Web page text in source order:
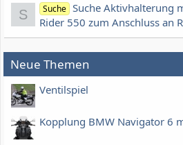
S Suche Suche Aktivhalterung
Rider 550 zum Anschluss an
Neue Themen
Ventilspiel
Kopplung BMW Navigator 6